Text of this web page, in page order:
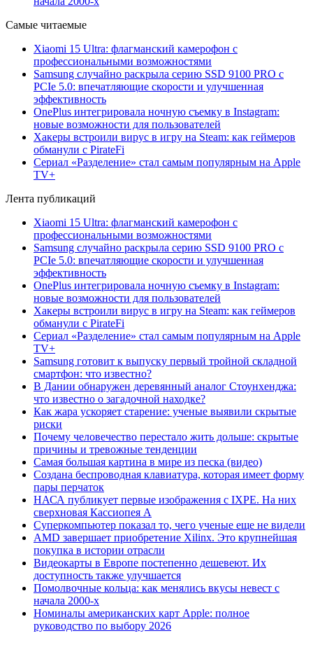
Самые читаемые
Xiaomi 15 Ultra: флагманский камерофон с
профессиональными возможностями
Samsung случайно раскрыла серию SSD 9100 PRO с
PCIe 5.0: впечатляющие скорости и улучшенная
эффективность
OnePlus интегрировала ночную съемку в Instagram:
новые возможности для пользователей
Хакеры встроили вирус в игру на Steam: как геймеров
обманули с PirateFi
Сериал «Разделение» стал самым популярным на Apple
TV+
Лента публикаций
Xiaomi 15 Ultra: флагманский камерофон с
профессиональными возможностями
Samsung случайно раскрыла серию SSD 9100 PRO с
PCIe 5.0: впечатляющие скорости и улучшенная
эффективность
OnePlus интегрировала ночную съемку в Instagram:
новые возможности для пользователей
Хакеры встроили вирус в игру на Steam: как геймеров
обманули с PirateFi
Сериал «Разделение» стал самым популярным на Apple
TV+
Samsung готовит к выпуску первый тройной складной
смартфон: что известно?
В Дании обнаружен деревянный аналог Стоунхенджа:
что известно о загадочной находке?
Как жара ускоряет старение: ученые выявили скрытые
риски
Почему человечество перестало жить дольше: скрытые
причины и тревожные тенденции
Самая большая картина в мире из песка (видео)
Создана беспроводная клавиатура, которая имеет форму
пары перчаток
НАСА публикует первые изображения с IXPE. На них
сверхновая Кассиопея А
Суперкомпьютер показал то, чего ученые еще не видели
AMD завершает приобретение Xilinx. Это крупнейшая
покупка в истории отрасли
Видеокарты в Европе постепенно дешевеют. Их
доступность также улучшается
Помолвочные кольца: как менялись вкусы невест с
начала 2000-х
Номиналы американских карт Apple: полное
руководство по выбору 2026